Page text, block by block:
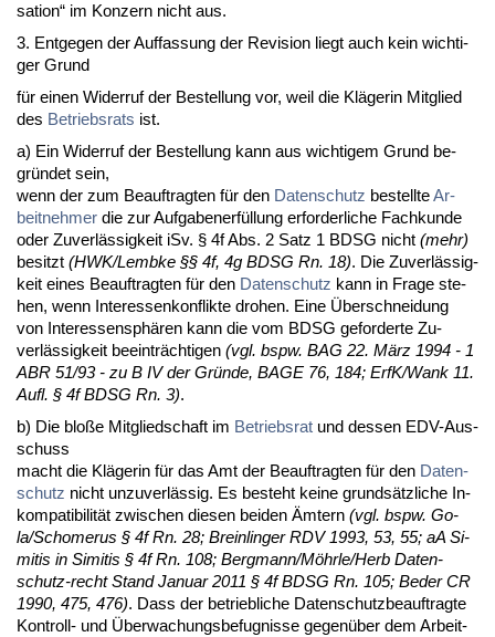
sa­ti­on“ im Kon­zern nicht aus.
3. Ent­ge­gen der Auf­fas­sung der Re­vi­si­on liegt auch kein wich­ti­
ger Grund
für ei­nen Wi­der­ruf der Be­stel­lung vor, weil die Kläge­rin Mit­glied
des Be­triebs­rats ist.
a) Ein Wi­der­ruf der Be­stel­lung kann aus wich­ti­gem Grund be­
gründet sein,
wenn der zum Be­auf­trag­ten für den Da­ten­schutz be­stell­teAr­
beit­neh­mer die zur Auf­ga­ben­erfüllung er­for­der­li­che Fach­kun­de
oder Zu­verlässig­keit iSv. § 4f Abs. 2 Satz 1 BDSG nicht (mehr)
be­sitzt (HWK/Lembke §§ 4f, 4g BDSG Rn. 18). Die Zu­verlässig­
keit ei­nes Be­auf­trag­ten für den Da­ten­schutz kann in Fra­ge ste­
hen, wenn In­ter­es­sen­kon­flik­te dro­hen. Ei­ne Über­schnei­dung
von In­ter­es­sensphären kann die vom BDSG ge­for­der­te Zu­
verlässig­keit be­ein­träch­ti­gen (vgl. bspw. BAG 22. März 1994 - 1
ABR 51/93 - zu B IV der Gründe, BA­GE 76, 184; ErfK/Wank 11.
Aufl. § 4f BDSG Rn. 3).
b) Die bloße Mit­glied­schaft im Be­triebs­rat und des­sen EDV-Aus­
schuss
macht die Kläge­rin für das Amt der Be­auf­trag­ten für den Da­ten­
schutz nicht un­zu­verlässig. Es be­steht kei­ne grundsätz­li­che In­
kom­pa­ti­bi­lität zwi­schen die­sen bei­den Ämtern (vgl. bspw. Go­
la/Schome­rus § 4f Rn. 28; Brein­lin­ger RDV 1993, 53, 55; aA Si­
mi­tis in Si­mi­tis § 4f Rn. 108; Berg­mann/Möhr­le/Herb Da­ten­
schutz-recht Stand Ja­nu­ar 2011 § 4f BDSG Rn. 105; Be­der CR
1990, 475, 476). Dass der be­trieb­li­che Da­ten­schutz­be­auf­trag­te
Kon­troll- und Über­wa­chungs­be­fug­nis­se ge­genüber dem Ar­beit­